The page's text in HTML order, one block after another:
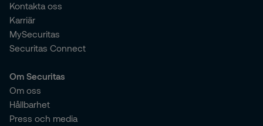
Kontakta oss
Karriär
MySecuritas
Securitas Connect
Om Securitas
Om oss
Hållbarhet
Press och media